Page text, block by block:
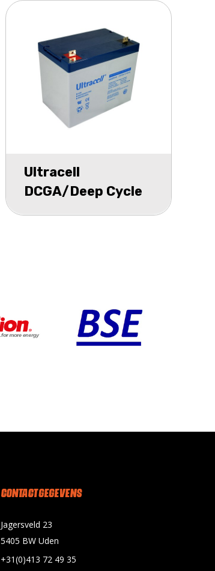
Ultracell
DCGA/Deep Cycle
CONTACT GEGEVENS
Jagersveld 23
5405 BW Uden
+31(0)413 72 49 35